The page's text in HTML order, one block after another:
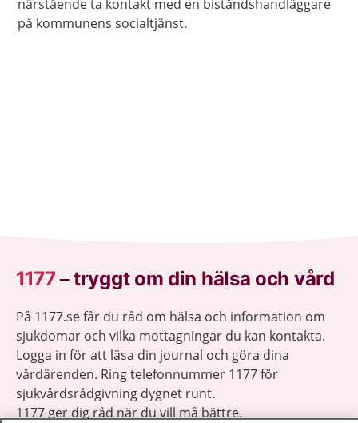
närstående ta kontakt med en biståndshandläggare
på kommunens socialtjänst.
1177–tryggt om din hälsa och vård
På 1177.se får du råd om hälsa och information om
sjukdomar och vilka mottagningar du kan kontakta.
Logga in för att läsa din journal och göra dina
vårdärenden. Ring telefonnummer 1177 för
sjukvårdsrådgivning dygnet runt.
1177 ger dig råd när du vill må bättre.